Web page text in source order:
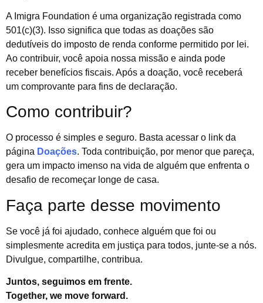
A Imigra Foundation é uma organização registrada como
501(c)(3). Isso significa que todas as doações são
dedutíveis do imposto de renda conforme permitido por lei.
Ao contribuir, você apoia nossa missão e ainda pode
receber benefícios fiscais. Após a doação, você receberá
um comprovante para fins de declaração.
Como contribuir?
O processo é simples e seguro. Basta acessar o link da
página Doações. Toda contribuição, por menor que pareça,
gera um impacto imenso na vida de alguém que enfrenta o
desafio de recomeçar longe de casa.
Faça parte desse movimento
Se você já foi ajudado, conhece alguém que foi ou
simplesmente acredita em justiça para todos, junte-se a nós.
Divulgue, compartilhe, contribua.
Juntos, seguimos em frente.
Together, we move forward.